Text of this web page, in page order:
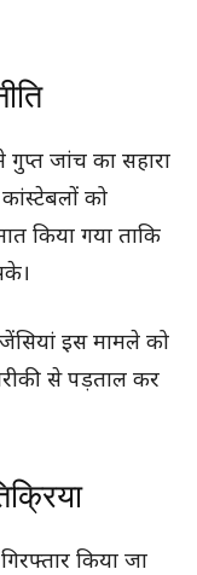
जांच का सहारा
को
किया गया ताकि
इस मामले को
से पड़ताल कर
किया जा